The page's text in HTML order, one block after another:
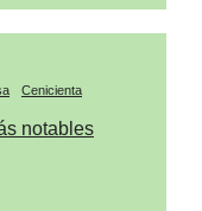
Cenicienta
notables